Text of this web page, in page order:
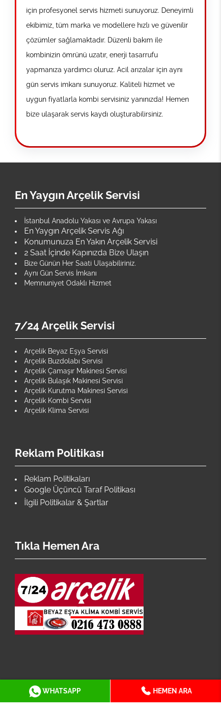
için profesyonel servis hizmeti sunuyoruz. Deneyimli
ekibimiz, tüm marka ve modellere hızlı ve güvenilir
çözümler sağlamaktadır. Düzenli bakım ile
kombinizin ömrünü uzatır, enerji tasarrufu
yapmanıza yardımcı oluruz. Acil arızalar için aynı
gün servis imkanı sunuyoruz. Kaliteli hizmet ve
uygun fiyatlarla kombi servisiniz yanınızda! Hemen
bize ulaşarak servis kaydı oluşturabilirsiniz.
WHATSAPP HEMEN ARA
En Yaygın Arçelik Servisi
İstanbul Anadolu Yakası ve Avrupa Yakası
En Yaygın Arçelik Servis Ağı
Konumunuza En Yakın Arçelik Servisi
2 Saat İçinde Kapınızda Bize Ulaşın
Bize Günün Her Saati Ulaşabiliriniz.
Aynı Gün Servis İmkanı
Memnuniyet Odaklı Hizmet
7/24 Arçelik Servisi
Arçelik Beyaz Eşya Servisi
Arçelik Buzdolabı Servisi
Arçelik Çamaşır Makinesi Servisi
Arçelik Bulaşık Makinesi Servisi
Arçelik Kurutma Makinesi Servisi
Arçelik Kombi Servisi
Arçelik Klima Servisi
Reklam Politikası
Reklam Politikaları
Google Üçüncü Taraf Politikası
İlgili Politikalar & Şartlar
Tıkla Hemen Ara